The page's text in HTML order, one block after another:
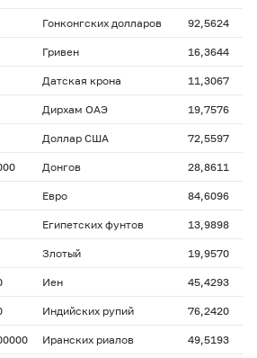
Гонконгских долларов 92,5624
Гривен 16,3644
Датская крона 11,3067
Дирхам ОАЭ 19,7576
Доллар США 72,5597
Донгов 28,8611
Евро 84,6096
Египетских фунтов 13,9898
Злотый 19,9570
Иен 45,4293
Индийских рупий 76,2420
Иранских риалов 49,5193